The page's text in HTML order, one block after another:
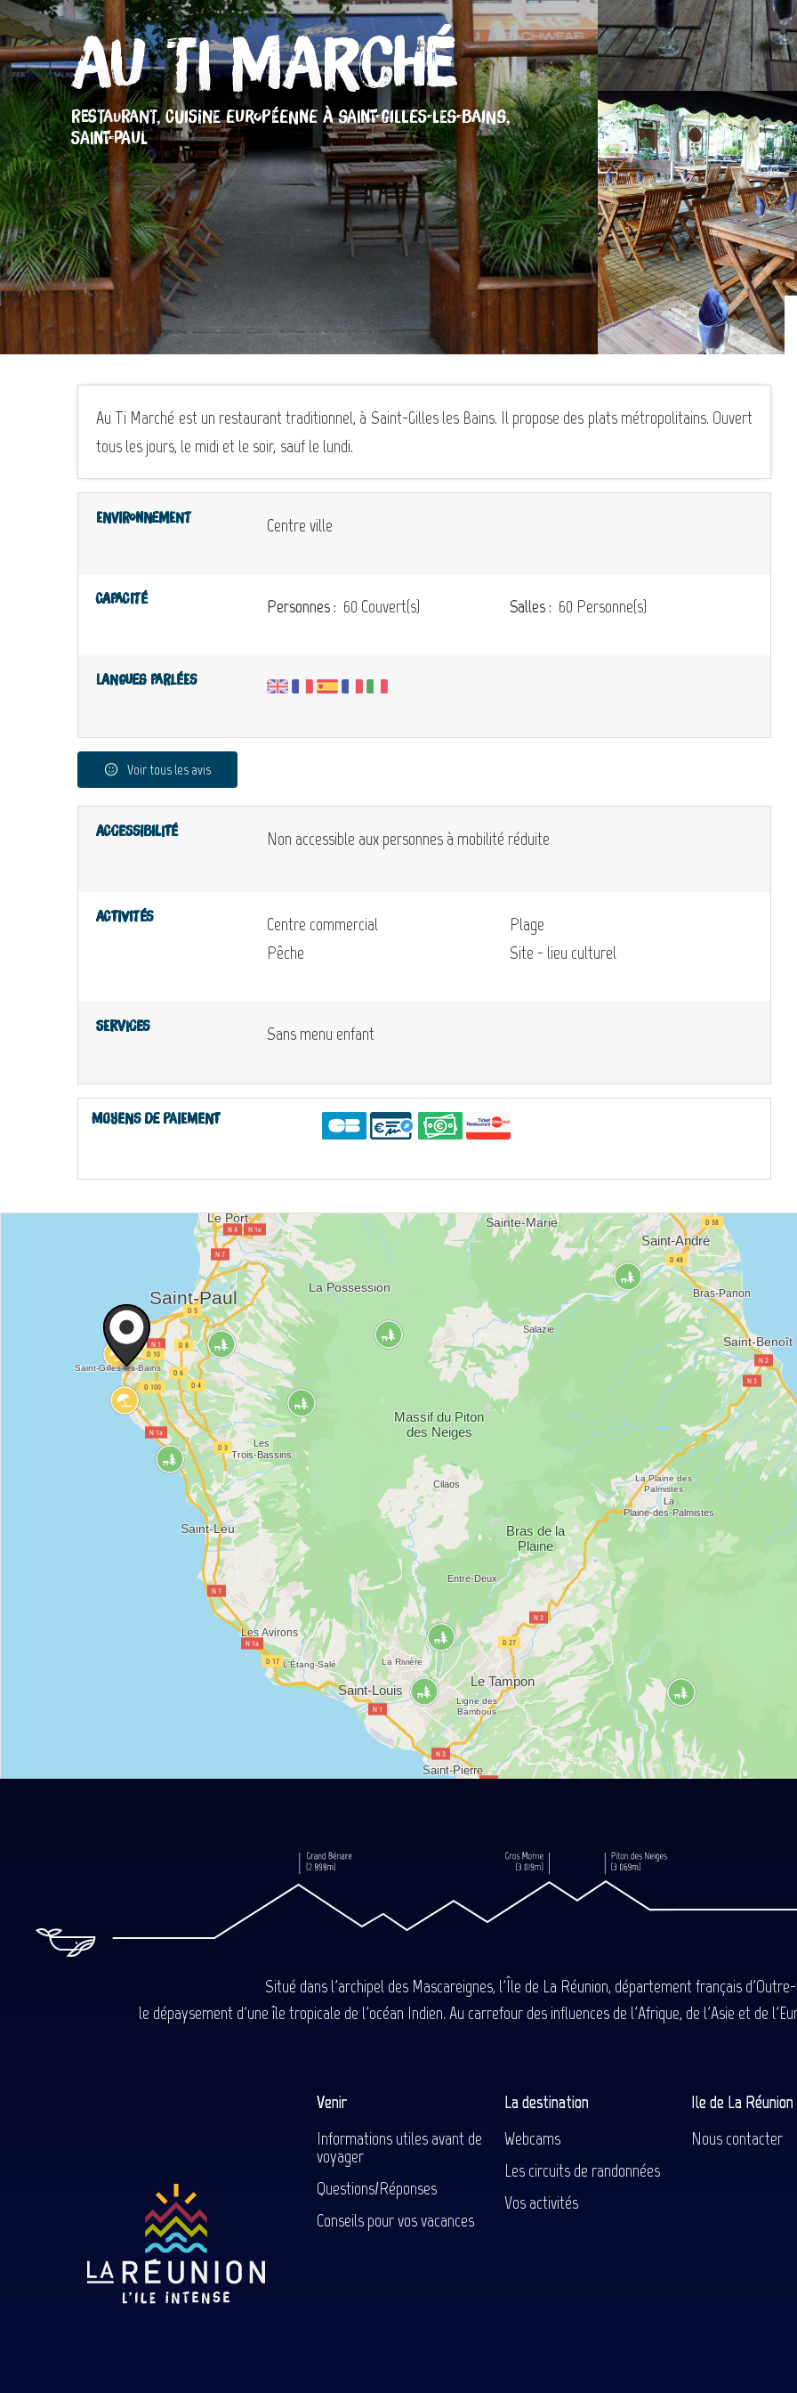
Au Ti Marché
RESTAURANT, CUISINE EUROPÉENNE À SAINT-GILLES-LES-BAINS,
SAINT-PAUL
Au Ti Marché est un restaurant traditionnel, à Saint-Gilles les Bains. Il propose des plats métropolitains. Ouvert
tous les jours, le midi et le soir, sauf le lundi.
Environnement Centre ville
Capacité Personnes : 60 Couvert(s) Salles : 60 Personne(s)
Langues parlées
Voir tous les avis
Accessibilité Non accessible aux personnes à mobilité réduite
Activités
Centre commercial
Pêche
Plage
Site - lieu culturel
Services Sans menu enfant
Moyens de paiement
Situé dans l'archipel des Mascareignes, l'Île de La Réunion, département français
le dépaysement d'une île tropicale de l'océan Indien. Au carrefour des influences de l'Afrique, de l'Asie et de
Venir
Informations utiles avant de
voyager
Questions/Réponses
Conseils pour vos vacances
La destination
Webcams
Les circuits de randonnées
Vos activités
Ile de La
Nous contacter